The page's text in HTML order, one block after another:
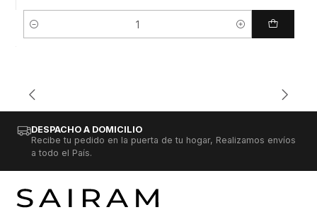
Cantidad
DESPACHO A DOMICILIO
Recibe tu pedido en la puerta de tu hogar, Realizamos envíos
a todo el País.